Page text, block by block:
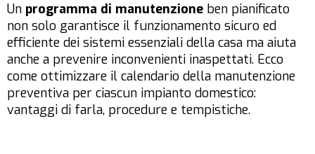
Un programma di manutenzione ben pianificato
non solo garantisce il funzionamento sicuro ed
efficiente dei sistemi essenziali della casa ma aiuta
anche a prevenire inconvenienti inaspettati. Ecco
come ottimizzare il calendario della manutenzione
preventiva per ciascun impianto domestico:
vantaggi di farla, procedure e tempistiche.